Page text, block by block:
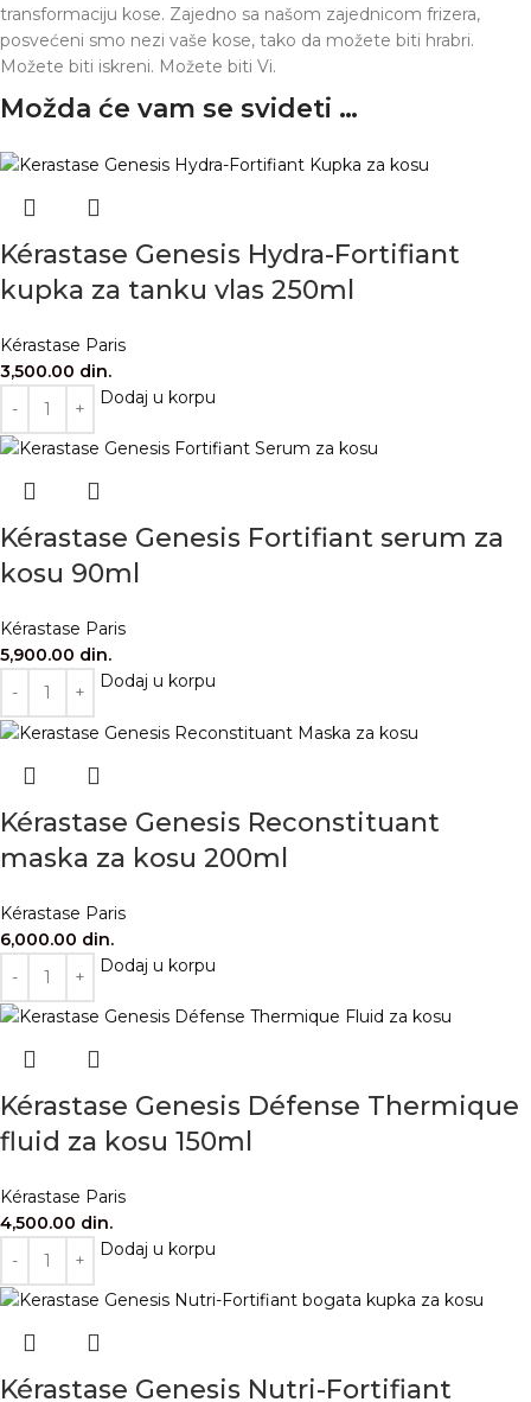
transformaciju kose. Zajedno sa našom zajednicom frizera,
posvećeni smo nezi vaše kose, tako da možete biti hrabri.
Možete biti iskreni. Možete biti Vi.
Možda će vam se svideti …
Kérastase Genesis Hydra-Fortifiant
kupka za tanku vlas 250ml
Kérastase Paris
3,500.00 din.
Dodaj u korpu
Kérastase Genesis Fortifiant serum za
kosu 90ml
Kérastase Paris
5,900.00 din.
Dodaj u korpu
Kérastase Genesis Reconstituant
maska za kosu 200ml
Kérastase Paris
6,000.00 din.
Dodaj u korpu
Kérastase Genesis Défense Thermique
fluid za kosu 150ml
Kérastase Paris
4,500.00 din.
Dodaj u korpu
Kérastase Genesis Nutri-Fortifiant